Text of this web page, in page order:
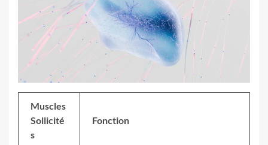
Muscles
Sollicité
s
Fonction